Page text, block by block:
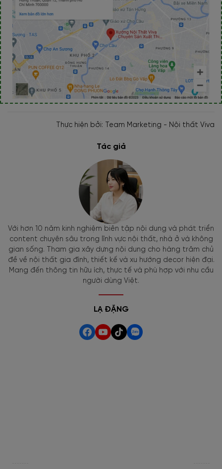
Thực hiện bởi: Team Marketing - Nội thất Viva
Tác giả
Với hơn 10 năm kinh nghiệm biên tập nội dung và phát triển
content chuyên sâu trong lĩnh vực nội thất, nhà ở và không
gian sống. Tham gia xây dựng nội dung cho hàng trăm chủ
đề về nội thất gia đình, thiết kế và xu hướng decor hiện đại.
Mang đến thông tin hữu ích, thực tế và phù hợp với nhu cầu
người dùng Việt.
LẠ ĐẶNG